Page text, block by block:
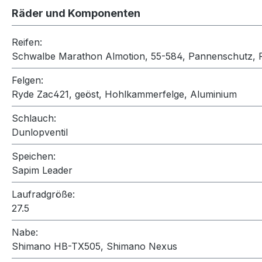
Räder und Komponenten
Reifen:
Schwalbe Marathon Almotion, 55-584, Pannenschutz,
Felgen:
Ryde Zac421, geöst, Hohlkammerfelge, Aluminium
Schlauch:
Dunlopventil
Speichen:
Sapim Leader
Laufradgröße:
27.5
Nabe:
Shimano HB-TX505, Shimano Nexus